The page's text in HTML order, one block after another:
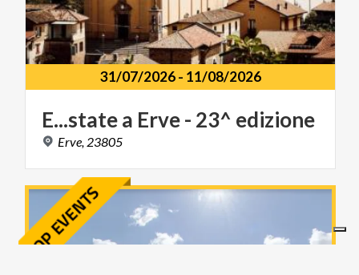
31/07/2026- 11/08/2026
E...statea Erve- 23^ edizione
Erve, 23805